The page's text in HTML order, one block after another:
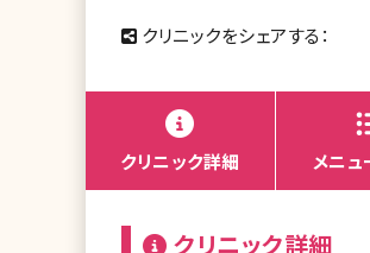
クリニックをシェアする：
クリニック詳細 メニュ
クリニック詳細